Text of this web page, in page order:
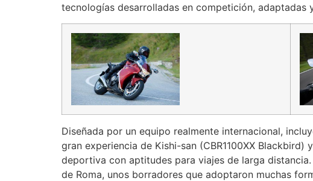
tecnologías desarrolladas en competición, adaptadas
Diseñada por un equipo realmente internacional,
gran experiencia de Kishi-san (CBR1100XX
deportiva con aptitudes para viajes de larga
de Roma, unos borradores que adoptaron muchas